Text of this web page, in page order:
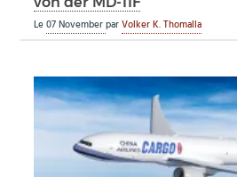
Le07 NovemberparVolker K. Thomalla